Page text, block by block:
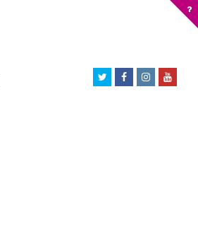
TwitterFacebookInstagram